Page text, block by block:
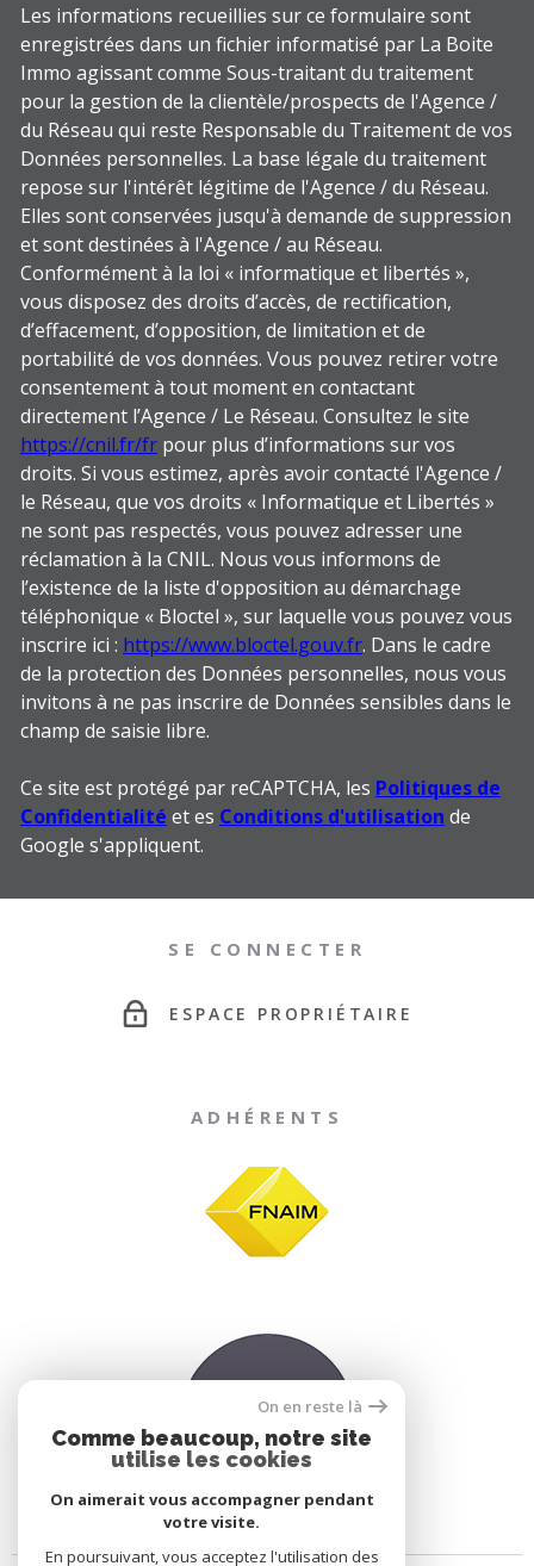
Les informations recueillies sur ce formulaire sont
enregistrées dans un fichier informatisé par La Boite
Immo agissant comme Sous-traitant du traitement
pour la gestion de la clientèle/prospects de l'Agence /
du Réseau qui reste Responsable du Traitement de vos
Données personnelles. La base légale du traitement
repose sur l'intérêt légitime de l'Agence / du Réseau.
Elles sont conservées jusqu'à demande de suppression
et sont destinées à l'Agence / au Réseau.
Conformément à la loi « informatique et libertés »,
vous disposez des droits d’accès, de rectification,
d’effacement, d’opposition, de limitation et de
portabilité de vos données. Vous pouvez retirer votre
consentement à tout moment en contactant
directement l’Agence / Le Réseau. Consultez le site
https://cnil.fr/fr pour plus d’informations sur vos
droits. Si vous estimez, après avoir contacté l'Agence /
le Réseau, que vos droits « Informatique et Libertés »
ne sont pas respectés, vous pouvez adresser une
réclamation à la CNIL. Nous vous informons de
l’existence de la liste d'opposition au démarchage
téléphonique « Bloctel », sur laquelle vous pouvez vous
inscrire ici : https://www.bloctel.gouv.fr. Dans le cadre
de la protection des Données personnelles, nous vous
invitons à ne pas inscrire de Données sensibles dans le
champ de saisie libre.
Ce site est protégé par reCAPTCHA, les Politiques de
Confidentialité et es Conditions d'utilisation de
Google s'appliquent.
SE CONNECTER
ESPACE PROPRIÉTAIRE
ADHÉRENTS
On en reste là
Comme beaucoup, notre site
utilise les cookies
On aimerait vous accompagner pendant
votre visite.
En poursuivant, vous acceptez l'utilisation des